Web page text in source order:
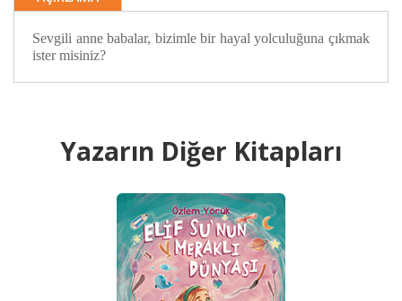
Sevgili anne babalar, bizimle bir hayal yolculuğuna çıkmak
ister misiniz?
Yazarın Diğer Kitapları